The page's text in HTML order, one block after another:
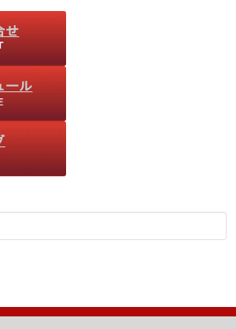
er